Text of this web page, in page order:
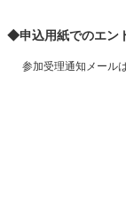
◆申込用紙でのエン
参加受理通知メール